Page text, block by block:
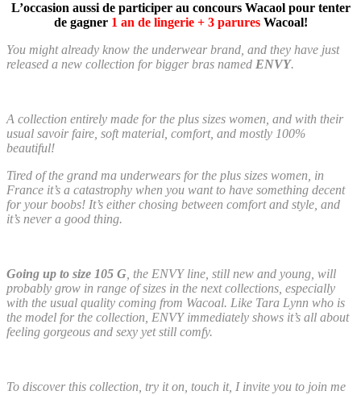
L’occasion aussi de participer au concours Wacaol pour tenter
de gagner 1 an de lingerie + 3 parures Wacoal!
You might already know the underwear brand, and they have just
released a new collection for bigger bras named ENVY.
A collection entirely made for the plus sizes women, and with their
usual savoir faire, soft material, comfort, and mostly 100%
beautiful!
Tired of the grand ma underwears for the plus sizes women, in
France it’s a catastrophy when you want to have something decent
for your boobs! It’s either chosing between comfort and style, and
it’s never a good thing.
Going up to size 105 G , the ENVY line, still new and young, will
probably grow in range of sizes in the next collections, especially
with the usual quality coming from Wacoal. Like Tara Lynn who is
the model for the collection, ENVY immediately shows it’s all about
feeling gorgeous and sexy yet still comfy.
To discover this collection, try it on, touch it, I invite you to join me